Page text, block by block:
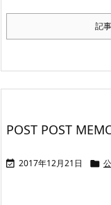
記
POST POST
 2017年12月21日 